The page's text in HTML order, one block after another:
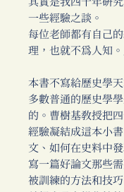
其實是我四十年研
一些經驗之談。
每位老師都有自己
理，也就不為人知。
本書不寫給歷史學
多數普通的歷史學
的。曹樹基教授把
經驗凝結成這本小
文、如何在史料中
寫一篇好論文那些
被訓練的方法和技